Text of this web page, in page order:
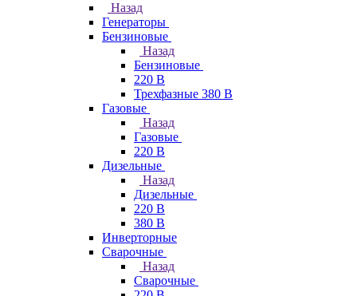
Назад
Генераторы
Бензиновые
Назад
Бензиновые
220 В
Трехфазные 380 В
Газовые
Назад
Газовые
220 В
Дизельные
Назад
Дизельные
220 В
380 В
Инверторные
Сварочные
Назад
Сварочные